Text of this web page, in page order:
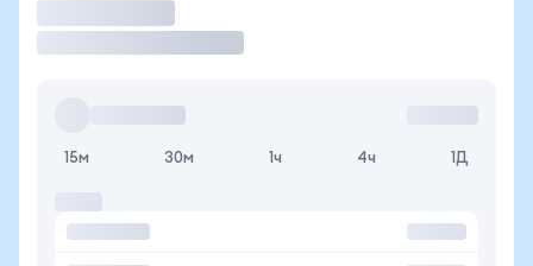
15м 30м 1ч 4ч 1Д